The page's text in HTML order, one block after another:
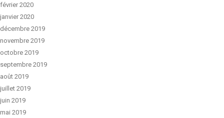
février 2020
janvier 2020
décembre 2019
novembre 2019
octobre 2019
septembre 2019
août 2019
juillet 2019
juin 2019
mai 2019